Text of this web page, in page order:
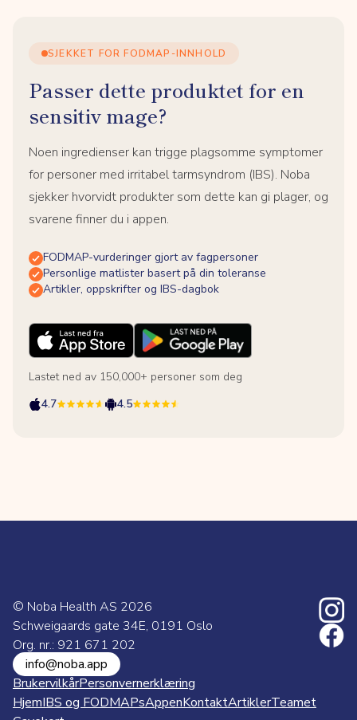
SJEKKET FOR FODMAP-INNHOLD
Passer dette produktet for en
sensitiv mage?
Noen ingredienser kan trigge plagsomme symptomer
for personer med irritabel tarmsyndrom (IBS). Noba
sjekker hvorvidt produkter som dette kan gi plager, og
svarene finner du i appen.
FODMAP-vurderinger gjort av fagpersoner
Personlige matlister basert på din toleranse
Artikler, oppskrifter og IBS-dagbok
Lastet ned av 150,000+ personer som deg
4.7
4.5
© Noba Health AS 2026
Schweigaards gate 34E, 0191 Oslo
Org. nr.: 921 671 202
info@noba.app
BrukervilkårPersonvernerklæring
HjemIBS og FODMAPsAppenKontaktArtiklerTeamet